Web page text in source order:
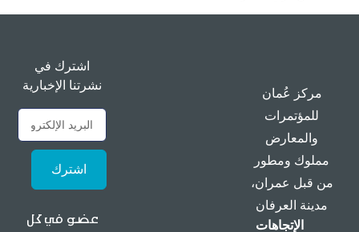
مركز عُمان
للمؤتمرات
والمعارض
مملوك ومطور
من قبل عمران،
مدينة العرفان
الإتجاهات
اشترك في
نشرتنا الإخبارية
اشترك
عضو في كل